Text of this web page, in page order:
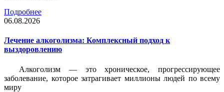
Подробнее
06.08.2026
Лечение алкоголизма: Комплексный подход к
выздоровлению
Алкоголизм — это хроническое, прогрессирующее
заболевание, которое затрагивает миллионы людей по всему
миру